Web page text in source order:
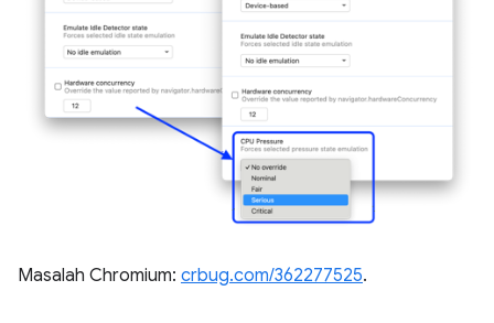
Masalah Chromium: crbug.com/362277525.